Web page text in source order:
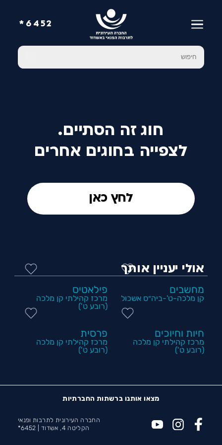
6452*
חוג זה הסתיים.
לצפייה בחוגים אחרים
לחץ כאן
אולי יעניין אותך
מחשבים
קן מלכה-ט'-ביה״ס אשכול
פילאטיס
מרכז קהילתי קן מלכה
(רובע ט')
חיות וחיוכים
מרכז קהילתי קן מלכה
(רובע ט')
פרסית
מרכז קהילתי קן מלכה
(רובע ט')
מצאו אותנו ברשתות החברתיות
החברה העירונית לתרבות ופנאי
הקליטה 4, אשדוד |
6452*